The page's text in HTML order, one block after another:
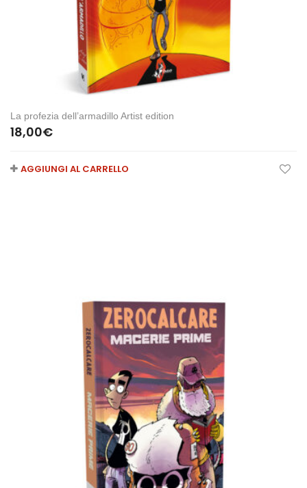
La profezia dell’armadillo Artist edition
18,00€
AGGIUNGI AL CARRELLO